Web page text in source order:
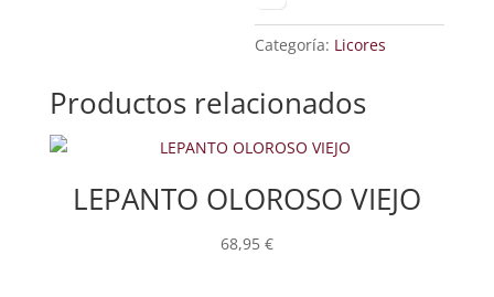
Categoría: Licores
Productos relacionados
LEPANTO OLOROSO VIEJO
68,95 €